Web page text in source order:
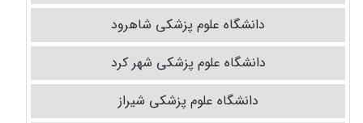
دانشگاه علوم پزشکی شاهرود
دانشگاه علوم پزشکی شهر کرد
دانشگاه علوم پزشکی شیراز